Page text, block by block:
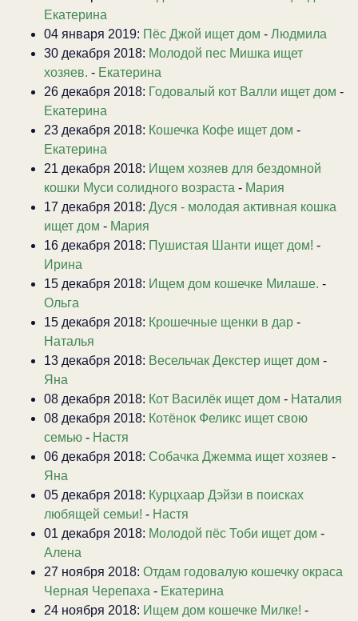
Екатерина
04 января 2019: Пёс Джой ищет дом - Людмила
30 декабря 2018: Молодой пес Мишка ищет
хозяев. - Екатерина
26 декабря 2018: Годовалый кот Валли ищет дом -
Екатерина
23 декабря 2018: Кошечка Кофе ищет дом -
Екатерина
21 декабря 2018: Ищем хозяев для бездомной
кошки Муси солидного возраста - Мария
17 декабря 2018: Дуся - молодая активная кошка
ищет дом - Мария
16 декабря 2018: Пушистая Шанти ищет дом! -
Ирина
15 декабря 2018: Ищем дом кошечке Милаше. -
Ольга
15 декабря 2018: Крошечные щенки в дар -
Наталья
13 декабря 2018: Весельчак Декстер ищет дом -
Яна
08 декабря 2018: Кот Василёк ищет дом - Наталия
08 декабря 2018: Котёнок Феликс ищет свою
семью - Настя
06 декабря 2018: Собачка Джемма ищет хозяев -
Яна
05 декабря 2018: Курцхаар Дэйзи в поисках
любящей семьи! - Настя
01 декабря 2018: Молодой пёс Тоби ищет дом -
Алена
27 ноября 2018: Отдам годовалую кошечку окраса
Черная Черепаха - Екатерина
24 ноября 2018: Ищем дом кошечке Милке! -